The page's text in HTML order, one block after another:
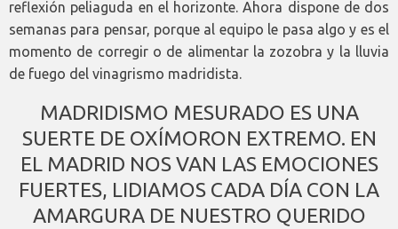
reflexión peliaguda en el horizonte. Ahora dispone de dos
semanas para pensar, porque al equipo le pasa algo y es el
momento de corregir o de alimentar la zozobra y la lluvia
de fuego del vinagrismo madridista.
MADRIDISMO MESURADO ES UNA
SUERTE DE OXÍMORON EXTREMO. EN
EL MADRID NOS VAN LAS EMOCIONES
FUERTES, LIDIAMOS CADA DÍA CON LA
AMARGURA DE NUESTRO QUERIDO